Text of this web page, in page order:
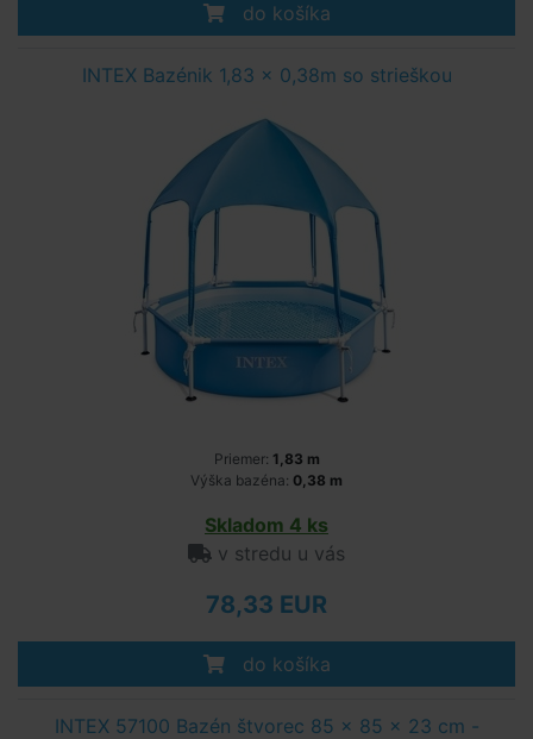
do košíka
INTEX Bazénik 1,83 x 0,38m so strieškou
Priemer: 1,83 m
Výška bazéna: 0,38 m
Skladom 4 ks
v stredu u vás
78,33 EUR
do košíka
INTEX 57100 Bazén štvorec 85 x 85 x 23 cm -